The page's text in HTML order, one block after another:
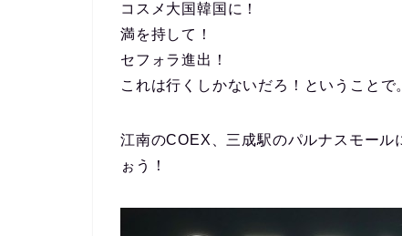
コスメ大国韓国に！
満を持して！
セフォラ進出！
これは行くしかないだろ！ということで
江南のCOEX、三成駅のパルナスモール
ぉう！